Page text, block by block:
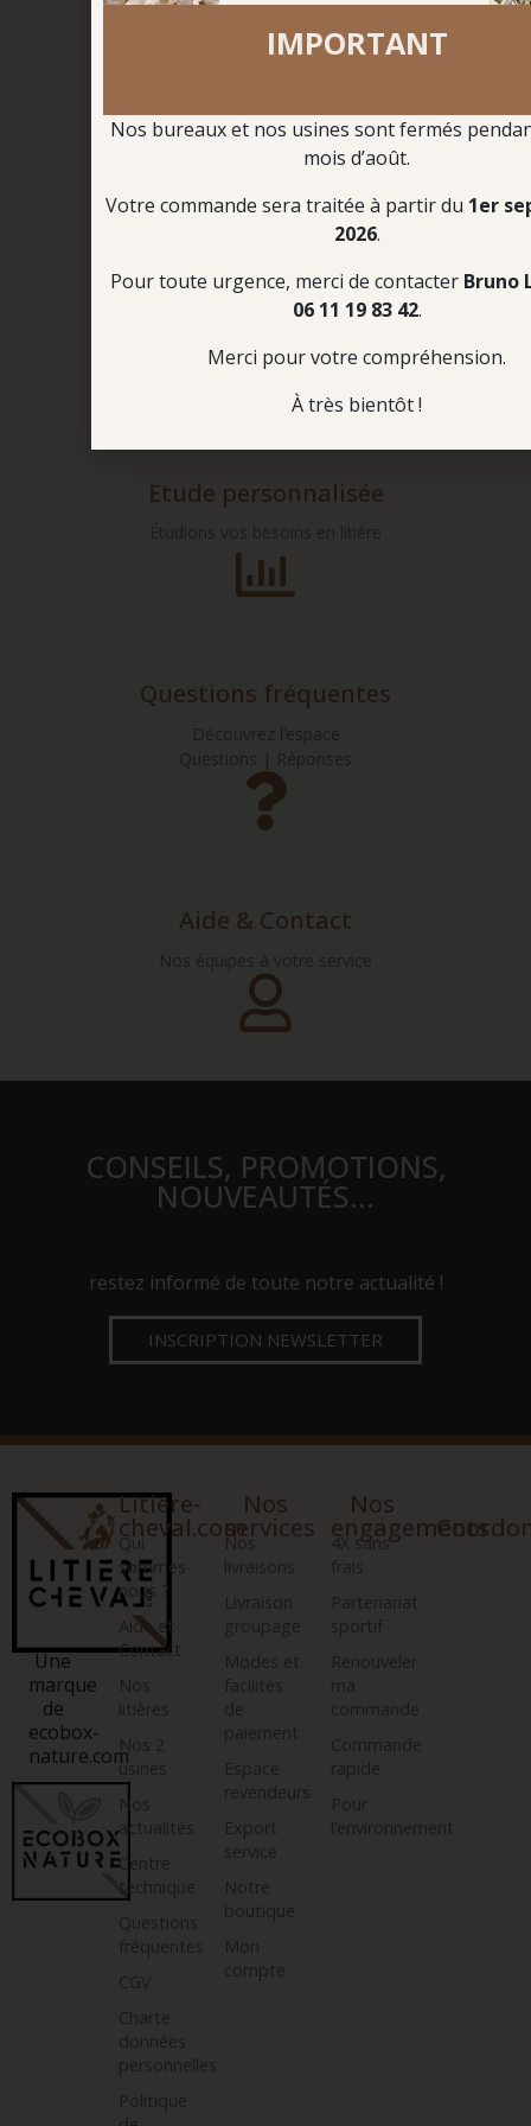
Paiement sécurisé
Boutique en ligne
Commandez votre litière
Etude personnalisée
Questions fréquentes
Aide & Contact
CONSEILS, PROMOTIONS,
NOUVEAUTÉS…
restez informé de toute notre actualité !
INSCRIPTION NEWSLETTER
Une
marque
de
ecobox-
nature.com
Litiere-
cheval.com
Qui
sommes-
nous ?
Aide et
Contact
Nos
litières
Nos 2
usines
Nos
actualités
Centre
technique
Questions
fréquentes
CGV
Charte
données
personnelles
Politique
Nos
services
Nos
livraisons
Livraison
groupage
Modes et
facilités
de
paiement
Espace
revendeurs
Export
service
Notre
boutique
Mon
compte
Nos
engagements
4X sans
frais
Partenariat
sportif
Renouveler
ma
commande
Commande
rapide
Pour
l’environnement
IMPORTANT
Nos bureaux et nos usines sont fermés
mois d’août.
Votre commande sera traitée à partir du 1er
2026.
Pour toute urgence, merci de contacter Bruno
06 11 19 83 42.
Merci pour votre compréhension.
À très bientôt !